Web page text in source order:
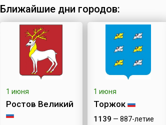
Ближайшие дни городов:
1 июня
Ростов Великий
1 июня
Торжок
1139 — 887-летие